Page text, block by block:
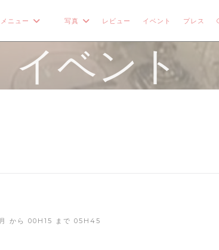
メニュー 写真 レビュー イベント プレス
((新しいウィンドウで開きます))
イベント
から 00H15 まで 05H45